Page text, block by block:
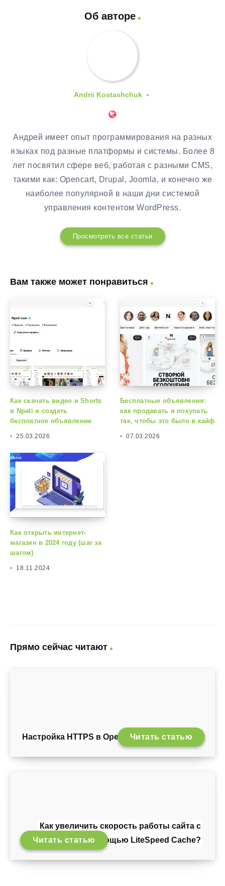
Об авторе
Andrii Kostashchuk
Андрей имеет опыт программирования на разных
языках под разные платформы и системы. Более 8
лет посвятил сфере веб, работая с разными CMS,
такими как: Opencart, Drupal, Joomla, и конечно же
наиболее популярной в наши дни системой
управления контентом WordPress.
Просмотреть все статьи
Вам также может понравиться
Как скачать видео и Shorts
в Npati и создать
бесплатное объявление
25.03.2026
Бесплатные объявления:
как продавать и покупать
так, чтобы это было в кайф
07.03.2026
Как открыть интернет-
магазин в 2024 году (шаг за
шагом)
18.11.2024
Прямо сейчас читают
Настройка HTTPS в OpenCartЧитать статью
Как увеличить скорость работы сайта с
помощью LiteSpeed Cache?
Читать статью